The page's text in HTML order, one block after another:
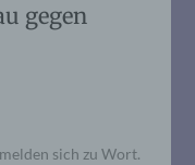
gegen
sich zu Wort.